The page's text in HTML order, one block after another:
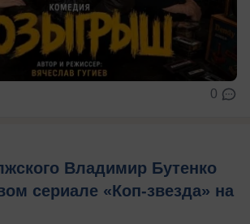
0
Владимир Бутенко
сериале «Коп-звезда» на